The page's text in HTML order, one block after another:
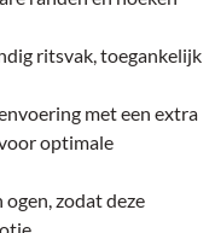
ritsvak, toegankelijk
met een extra
optimale
zodat deze